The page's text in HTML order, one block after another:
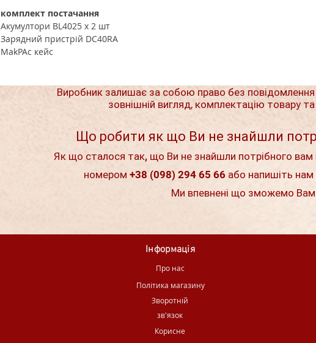
комплект постачання
Акумултори BL4025 х 2 шт
Зарядний пристрій DC40RA
MakPAc кейс
Виробник залишає за собою право без
зовнішній вигляд, комплектацію товару
Що робити як що Ви не знайшли
Як що сталося так, що Ви не знайшли потрібного вам
номером +38 (098) 294 65 66 або напишіть нам
Ми впевнені що зможемо
Інформація
Про нас
Політика магазину
Зворотній
зв'язок
Корисне